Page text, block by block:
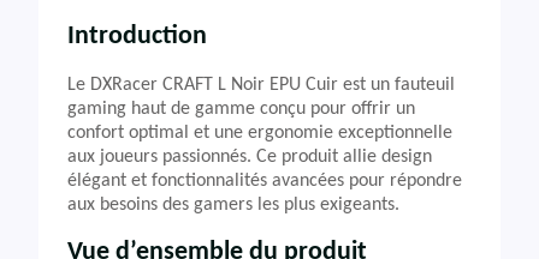
Introduction
Le DXRacer CRAFT L Noir EPU Cuir est un fauteuil
gaming haut de gamme conçu pour offrir un
confort optimal et une ergonomie exceptionnelle
aux joueurs passionnés. Ce produit allie design
élégant et fonctionnalités avancées pour répondre
aux besoins des gamers les plus exigeants.
Vue d’ensemble du produit